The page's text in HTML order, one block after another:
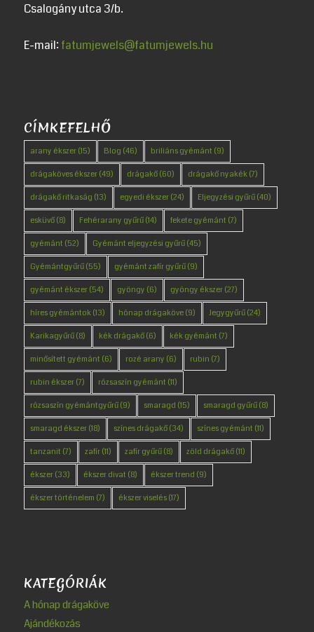
Csalogány utca 3/b.
E-mail: fatumjewels@fatumjewels.hu
CÍMKEFELHŐ
arany ékszer(15) Blog (46) briliáns gyémánt (9)
drágaköves ékszer(49) drágakő(60) drágakő nyakék(7)
drágakő ritkaság (13) egyedi ékszer(24) Eljegyzési gyűrű(40)
esküvő(8) Fehérarany gyűrű(14) fekete gyémánt (7)
gyémánt (52) Gyémánt eljegyzési gyűrű(45)
Gyémántgyűrű(55) gyémánt zafír gyűrű(9)
gyémánt ékszer(54) gyöngy (6) gyöngy ékszer(27)
híres gyémántok(13) hónap drágaköve(9) Jegygyűrű(24)
Karikagyűrű(8) kék drágakő(6) kék gyémánt (7)
minősített gyémánt (6) rozé arany (6) rubin (7)
rubin ékszer(7) rózsaszín gyémánt (11)
rózsaszín gyémántgyűrű(9) smaragd (15) smaragd gyűrű(8)
smaragd ékszer(18) színes drágakő(34) színes gyémánt (11)
tanzanit (7) zafír(11) zafír gyűrű(8) zöld drágakő(11)
ékszer(33) ékszer divat (8) ékszer trend (9)
ékszer történelem (7) ékszer viselés(17)
KATEGÓRIÁK
A hónap drágaköve
Ajándékozás